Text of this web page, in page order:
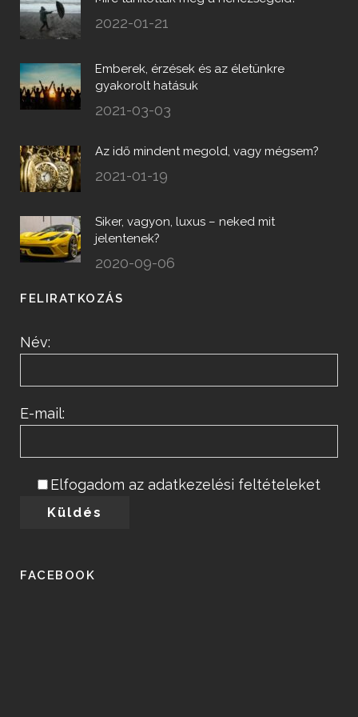
2022-01-21
Emberek, érzések és az életünkre
gyakorolt hatásuk
2021-03-03
Az idő mindent megold, vagy mégsem?
2021-01-19
Siker, vagyon, luxus – neked mit
jelentenek?
2020-09-06
FELIRATKOZÁS
Név:
E-mail:
Elfogadom az adatkezelési feltételeket
FACEBOOK